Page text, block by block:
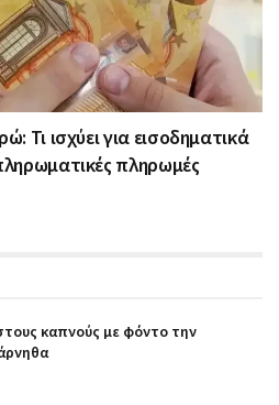
Τι ισχύει για εισοδηματικά
πληρωμές
καπνούς με φόντο την